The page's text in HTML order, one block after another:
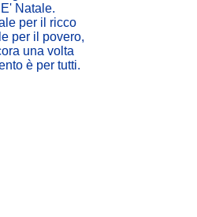
E' Natale.
per il ricco
per il povero,
una volta
è per tutti.